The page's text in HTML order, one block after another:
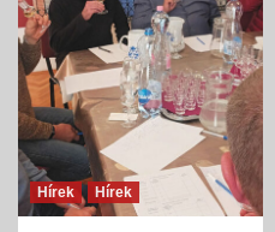
Hírek Hírek